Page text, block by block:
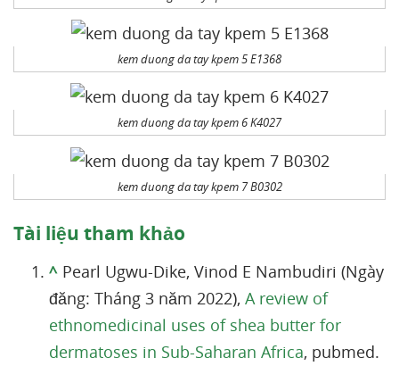
kem duong da tay kpem 5 E1368
kem duong da tay kpem 6 K4027
kem duong da tay kpem 7 B0302
Tài liệu tham khảo
^ Pearl Ugwu-Dike, Vinod E Nambudiri (Ngày
đăng: Tháng 3 năm 2022), A review of
ethnomedicinal uses of shea butter for
dermatoses in Sub-Saharan Africa, pubmed.